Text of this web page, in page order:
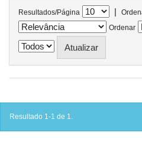
Resultados/Página |
Ordenar
Resultado 1-1 de 1.